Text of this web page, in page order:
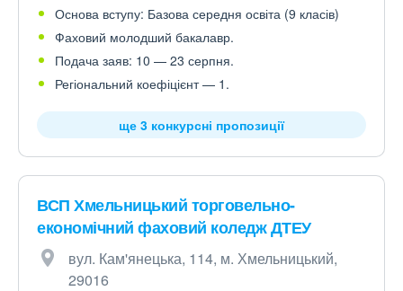
Основа вступу: Базова середня освіта (9 класів)
Фаховий молодший бакалавр.
Подача заяв: 10 — 23 серпня.
Регіональний коефіцієнт — 1.
ще 3 конкурсні пропозиції
ВСП Хмельницький торговельно-
економічний фаховий коледж ДТЕУ
вул. Кам'янецька, 114, м. Хмельницький,
29016